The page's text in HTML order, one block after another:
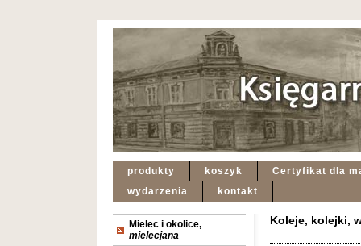
produkty koszyk
Certyfikat dla
wydarzenia
kontakt
Mielec i okolice,
mielecjana
Koleje, kolejki,